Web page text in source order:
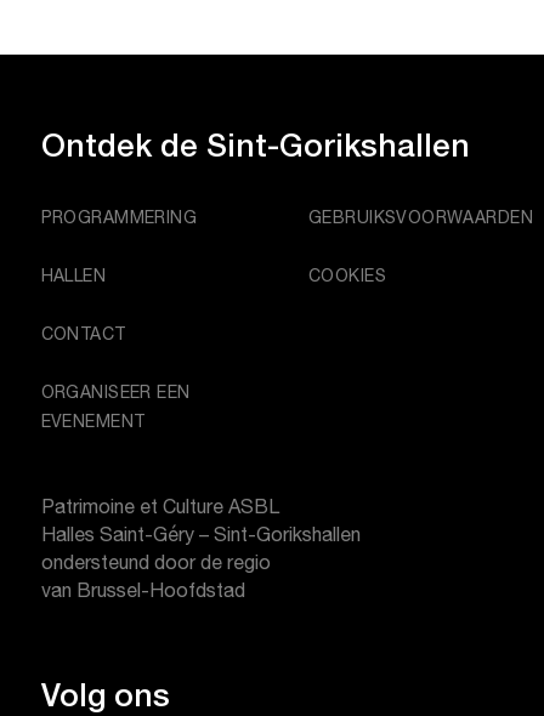
Ontdek de Sint-Gorikshallen
GEBRUIKSVOORWAARDEN
COOKIES
Volg ons
PROGRAMMERING
HALLEN
CONTACT
ORGANISEER EEN
EVENEMENT
Patrimoine et Culture ASBL
Halles Saint-Géry – Sint-Gorikshallen
ondersteund door de regio
van Brussel-Hoofdstad